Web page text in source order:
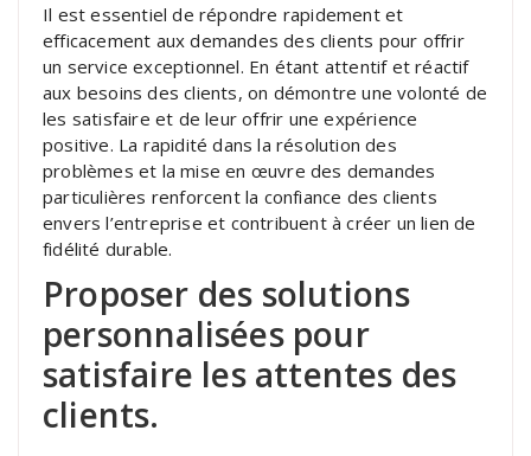
Il est essentiel de répondre rapidement et
efficacement aux demandes des clients pour offrir
un service exceptionnel. En étant attentif et réactif
aux besoins des clients, on démontre une volonté de
les satisfaire et de leur offrir une expérience
positive. La rapidité dans la résolution des
problèmes et la mise en œuvre des demandes
particulières renforcent la confiance des clients
envers l’entreprise et contribuent à créer un lien de
fidélité durable.
Proposer des solutions
personnalisées pour
satisfaire les attentes des
clients.